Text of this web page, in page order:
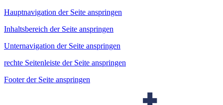
Hauptnavigation der Seite anspringen
Inhaltsbereich der Seite anspringen
Unternavigation der Seite anspringen
rechte Seitenleiste der Seite anspringen
Footer der Seite anspringen